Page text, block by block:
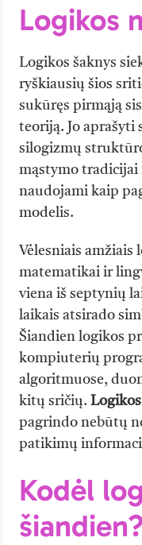
Logikos
Logikos šaknys
ryškiausių šios
sukūręs pirmąją
teoriją. Jo aprašyti
silogizmų
mąstymo tradicijai
naudojami kaip
modelis.
Vėlesniais
matematikai ir
viena iš septynių
laikais atsirado
Šiandien logikos
kompiuterių
algoritmuose,
kitų sričių.
pagrindo nebūtų
patikimų
Kodėl
šiandien?